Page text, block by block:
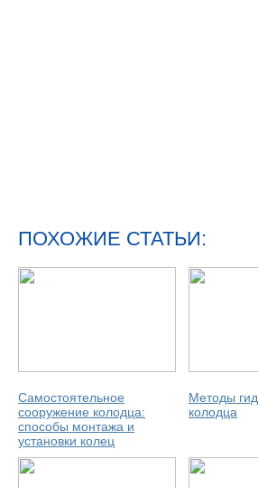
ПОХОЖИЕ СТАТЬИ:
Самостоятельное
сооружение колодца:
способы монтажа и
установки колец
Методы
колодца